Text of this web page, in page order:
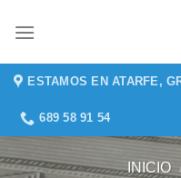
ESTAMOS EN ATARFE,
689 58 91 54
INICIO